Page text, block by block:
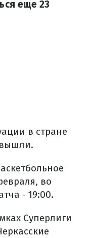
еще 23
в стране
вышли.
во
- 19:00.
Суперлиги